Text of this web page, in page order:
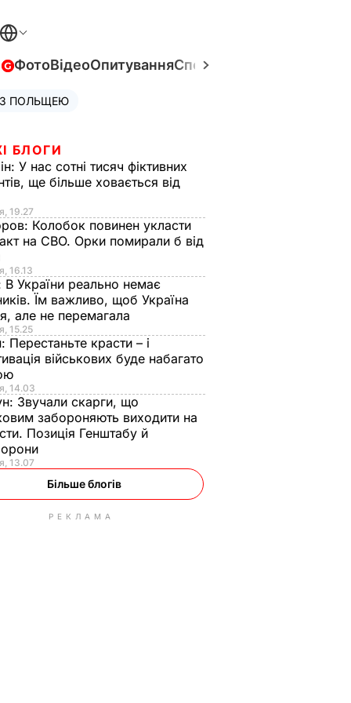
ФотоВідеоОпитуванняСпецпроєкти
ПОЛЬЩЕЮ
БЛОГИ
У нас сотні тисяч фіктивних
ще більше ховається від
19.27
Колобок повинен укласти
на СВО. Орки помирали б від
16.13
В України реально немає
Їм важливо, щоб Україна
але не перемагала
15.25
Перестаньте красти – і
військових буде набагато
14.03
Звучали скарги, що
забороняють виходити на
Позиція Генштабу й
13.07
Більше блогів
РЕКЛАМА